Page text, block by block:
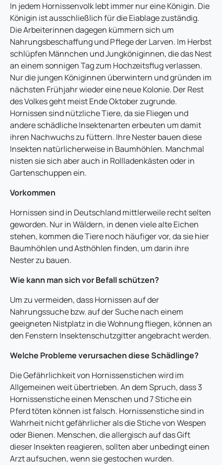
In jedem Hornissenvolk lebt immer nur eine Königin. Die
Königin ist ausschließlich für die Eiablage zuständig.
Die Arbeiterinnen dagegen kümmern sich um
Nahrungsbeschaffung und Pflege der Larven. Im Herbst
schlüpfen Männchen und Jungköniginnen, die das Nest
an einem sonnigen Tag zum Hochzeitsflug verlassen.
Nur die jungen Königinnen überwintern und gründen im
nächsten Frühjahr wieder eine neue Kolonie. Der Rest
des Volkes geht meist Ende Oktober zugrunde.
Hornissen sind nützliche Tiere, da sie Fliegen und
andere schädliche Insektenarten erbeuten um damit
ihren Nachwuchs zu füttern. Ihre Nester bauen diese
Insekten natürlicherweise in Baumhöhlen. Manchmal
nisten sie sich aber auch in Rollladenkästen oder in
Gartenschuppen ein.
Vorkommen
Hornissen sind in Deutschland mittlerweile recht selten
geworden. Nur in Wäldern, in denen viele alte Eichen
stehen, kommen die Tiere noch häufiger vor, da sie hier
Baumhöhlen und Asthöhlen finden, um darin ihre
Nester zu bauen.
Wie kann man sich vor Befall schützen?
Um zu vermeiden, dass Hornissen auf der
Nahrungssuche bzw. auf der Suche nach einem
geeigneten Nistplatz in die Wohnung fliegen, können an
den Fenstern Insektenschutzgitter angebracht werden.
Welche Probleme verursachen diese Schädlinge?
Die Gefährlichkeit von Hornissenstichen wird im
Allgemeinen weit übertrieben. An dem Spruch, dass 3
Hornissenstiche einen Menschen und 7 Stiche ein
Pferd töten können ist falsch. Hornissenstiche sind in
Wahrheit nicht gefährlicher als die Stiche von Wespen
oder Bienen. Menschen, die allergisch auf das Gift
dieser Insekten reagieren, sollten aber unbedingt einen
Arzt aufsuchen, wenn sie gestochen wurden.